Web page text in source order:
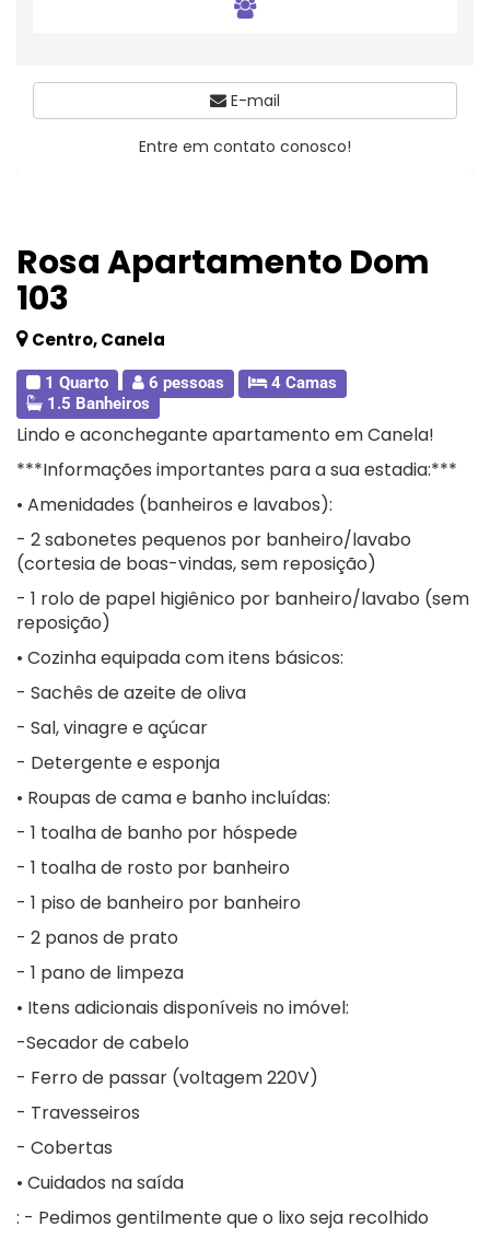
Rosa Apartamento Dom
103
Centro, Canela
1 Quarto 6 pessoas
4 Camas
1.5 Banheiros
Lindo e aconchegante apartamento em Canela!
***Informações importantes para a sua estadia:***
• Amenidades (banheiros e lavabos):
- 2 sabonetes pequenos por banheiro/lavabo
(cortesia de boas-vindas, sem reposição)
- 1 rolo de papel higiênico por banheiro/lavabo (sem
reposição)
• Cozinha equipada com itens básicos:
- Sachês de azeite de oliva
- Sal, vinagre e açúcar
- Detergente e esponja
• Roupas de cama e banho incluídas:
- 1 toalha de banho por hóspede
- 1 toalha de rosto por banheiro
- 1 piso de banheiro por banheiro
- 2 panos de prato
- 1 pano de limpeza
• Itens adicionais disponíveis no imóvel:
-Secador de cabelo
- Ferro de passar (voltagem 220V)
- Travesseiros
- Cobertas
• Cuidados na saída
: - Pedimos gentilmente que o lixo seja recolhido
E-mail
Entre em contato conosco!